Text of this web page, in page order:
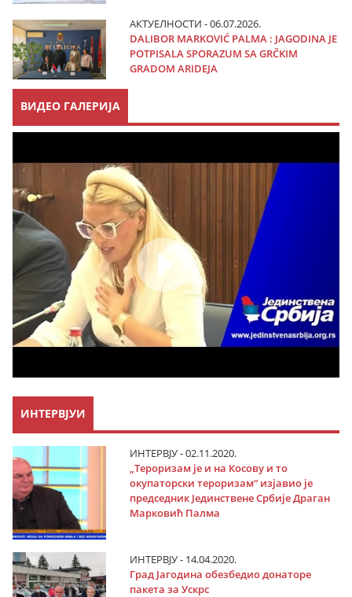
АКТУЕЛНОСТИ - 06.07.2026.
DALIBOR MARKOVIĆ PALMA : JAGODINA JE
POTPISALA SPORAZUM SA GRČKIM
GRADOM ARIDEJA
ВИДЕО ГАЛЕРИЈА
ИНТЕРВЈУИ
ИНТЕРВЈУ - 02.11.2020.
„Тероризам је и на Косову и то
окупаторски тероризам“ изјавио је
председник Јединствене Србије Драган
Марковић Палма
ИНТЕРВЈУ - 14.04.2020.
Град Јагодина обезбедио донаторе
пакета за Ускрс